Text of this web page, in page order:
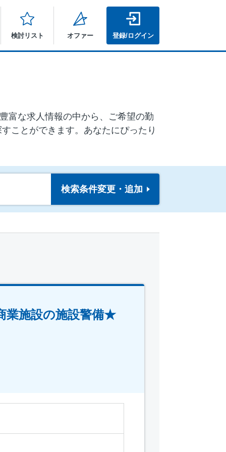
検討リスト オファー 登録/ログイン
富な求人情報の中から、ご希望の勤
ことができます。あなたにぴったり
検索条件変更・追加
業施設の施設警備★